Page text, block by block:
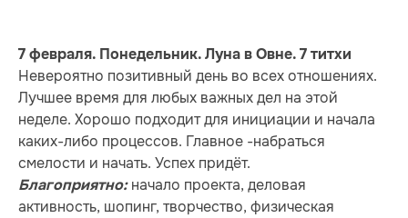
7 февраля. Понедельник. Луна в Овне. 7 титхи
Невероятно позитивный день во всех отношениях.
Лучшее время для любых важных дел на этой
неделе. Хорошо подходит для инициации и начала
каких-либо процессов. Главное -набраться
смелости и начать. Успех придёт.
Благоприятно: начало проекта, деловая
активность, шопинг, творчество, физическая